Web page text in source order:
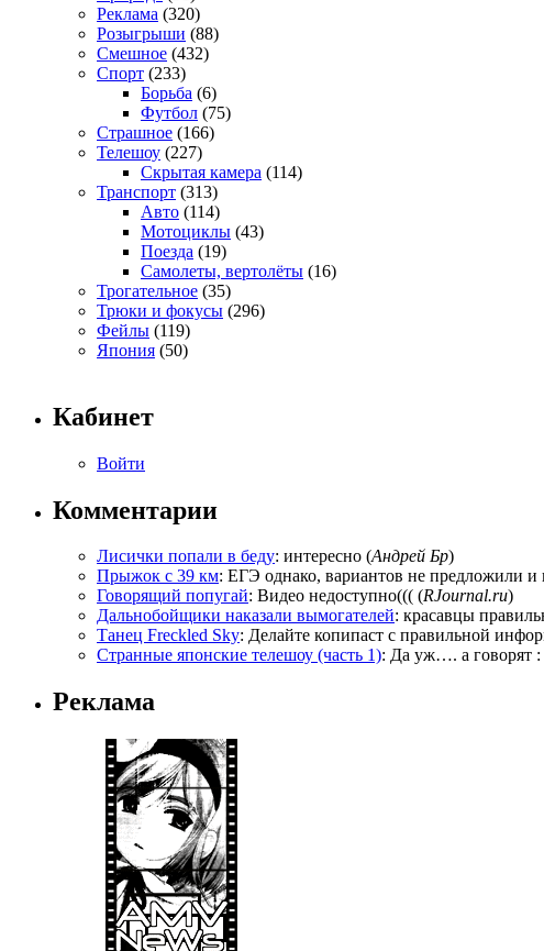
Реклама (320)
Розыгрыши (88)
Смешное (432)
Спорт (233)
Борьба (6)
Футбол (75)
Страшное (166)
Телешоу (227)
Скрытая камера (114)
Транспорт (313)
Авто (114)
Мотоциклы (43)
Поезда (19)
Самолеты, вертолёты (16)
Трогательное (35)
Трюки и фокусы (296)
Фейлы (119)
Япония (50)
Кабинет
Войти
Комментарии
Лисички попали в беду: интересно (Андрей Бр)
Прыжок с 39 км: ЕГЭ однако, вариантов не предложили и
Говорящий попугай: Видео недоступно((( (RJournal.ru)
Дальнобойщики наказали вымогателей: красавцы
Танец Freckled Sky: Делайте копипаст с правильной
Странные японские телешоу (часть 1): Да уж…. а говорят :
Реклама